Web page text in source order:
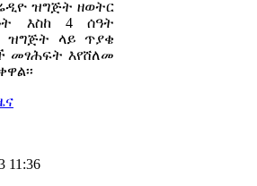
ዝግጅት ዘወትር
እስከ 4 ሰዓት
ዝግጅት ላይ ጥያቄ
እየሸለመ
11:36